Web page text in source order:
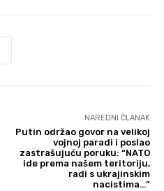
NAREDNI ČLANAK
Putin održao govor na velikoj
vojnoj paradi i poslao
zastrašujuću poruku: “NATO
ide prema našem teritoriju,
radi s ukrajinskim
nacistima…”